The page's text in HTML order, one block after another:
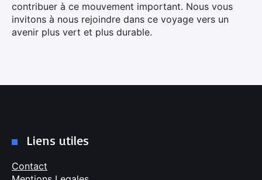
contribuer à ce mouvement important. Nous vous
invitons à nous rejoindre dans ce voyage vers un
avenir plus vert et plus durable.
Liens utiles
Contact